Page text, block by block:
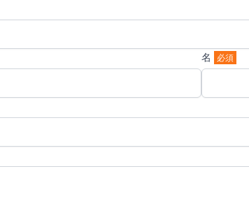
名 必須